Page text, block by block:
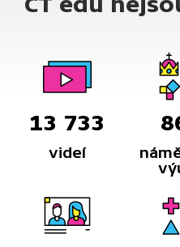
13 733
videí